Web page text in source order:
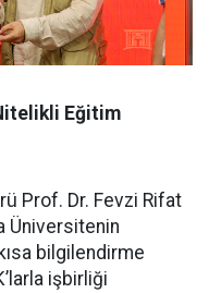
Eğitim
Prof. Dr. Fevzi Rifat
Üniversitenin
bilgilendirme
işbirliği